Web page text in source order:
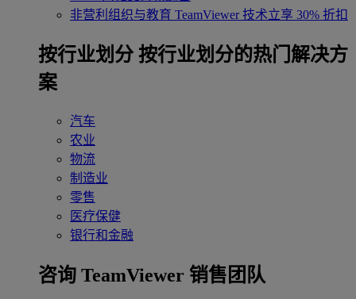
非营利组织与教育 TeamViewer 技术立享 30% 折扣
‌按行业划分 按行业划分的热门解决方
案
汽车
农业
物流
制造业
零售
医疗保健
银行和金融
咨询 TeamViewer 销售团队